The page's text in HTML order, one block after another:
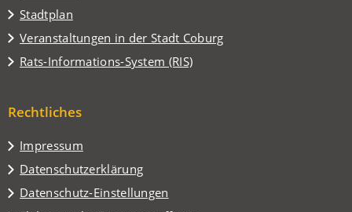
Stadtplan
(Öffnet
in
einem
neuen
Veranstaltungen in der Stadt Coburg
(Öffnet
in
einem
Tab)
Rats-Informations-System (RIS)
(Öffnet
neuen
Rechtliches
Impressum
Datenschutzerklärung
Datenschutz-Einstellungen